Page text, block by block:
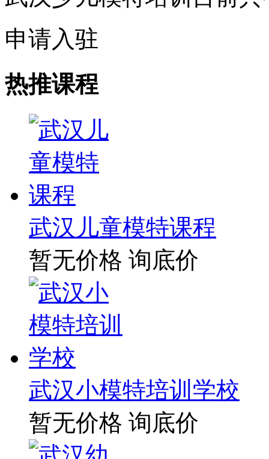
申请入驻
热推课程
武汉儿童模特课程
暂无价格 询底价
武汉小模特培训学校
暂无价格 询底价